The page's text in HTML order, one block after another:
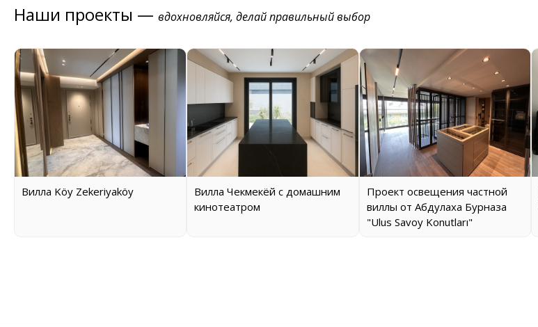
Наши проекты — вдохновляйся, делай правильный выбор
Вилла Köy Zekeriyaköy
Вилла Чекмекёй с домашним
кинотеатром
Проект освещения частной
виллы от Абдулаха Бурназа
"Ulus Savoy Konutları"